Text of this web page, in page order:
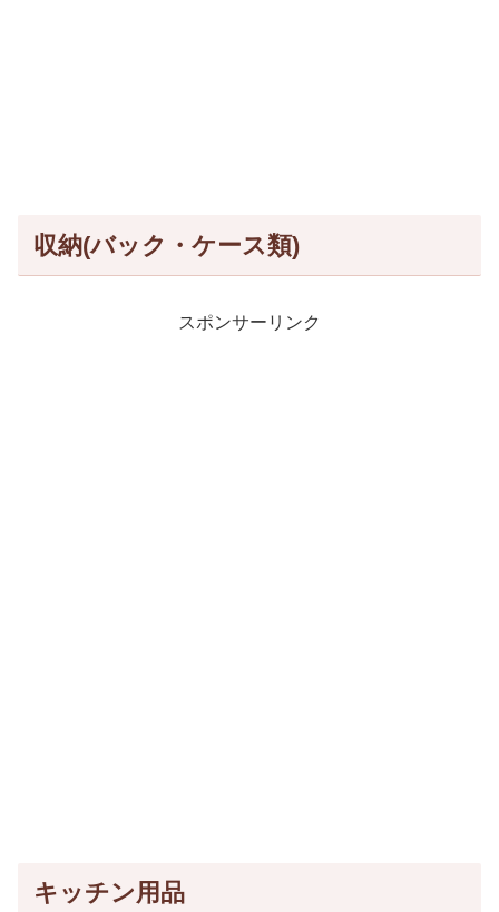
収納(バック・ケース類)
スポンサーリンク
キッチン用品